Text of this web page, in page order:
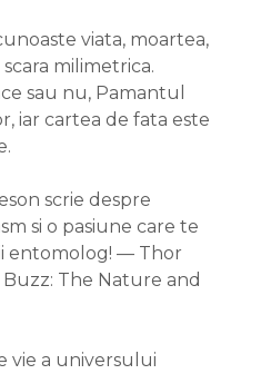
viata, moartea,
milimetrica.
sau nu, Pamantul
iar cartea de fata este
scrie despre
si o pasiune care te
entomolog! — Thor
The Nature and
vie a universului